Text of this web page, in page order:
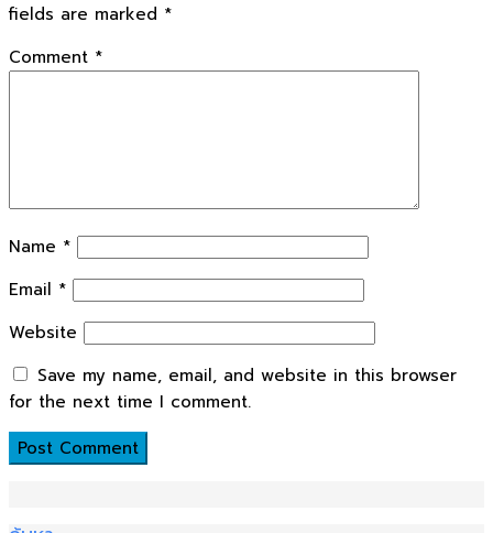
fields are marked *
Comment *
Name *
Email *
Website
Save my name, email, and website in this browser
for the next time I comment.